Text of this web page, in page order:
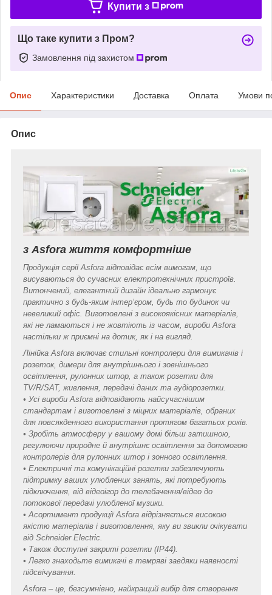
Купити з
Що таке купити з Пром?
Замовлення під захистом
Опис Характеристики Доставка Оплата Умови
Опис
з Asfora життя комфортніше
Продукція серії Asfora відповідає всім вимогам, що
висуваються до сучасних електротехнічних пристроїв.
Витончений, елегантний дизайн ідеально гармонує
практично з будь-яким інтер’єром, будь то будинок чи
невеликий офіс. Виготовлені з високоякісних матеріалів,
які не ламаються і не жовтіють із часом, вироби Asfora
настільки ж приємні на дотик, як і на вигляд.
Лінійка Asfora включає стильні контролери для вимикачів і
розеток, димери для внутрішнього і зовнішнього
освітлення, рулонних штор, а також розетки для
TV/R/SAT, живлення, передачі даних та аудіорозетки.
• Усі вироби Asfora відповідають найсучаснішим
стандартам і виготовлені з міцних матеріалів, обраних
для повсякденного використання протягом багатьох років.
• Зробіть атмосферу у вашому домі більш затишною,
регулюючи природне й внутрішнє освітлення за допомогою
контролерів для рулонних штор і зонного освітлення.
• Електричні та комунікаційні розетки забезпечують
підтримку ваших улюблених занять, які потребують
підключення, від відеоігор до телебачення/відео до
потокової передачі улюбленої музики.
• Асортимент продукції Asfora відрізняється високою
якістю матеріалів і виготовлення, яку ви звикли очікувати
від Schneider Electric.
• Також доступні закриті розетки (IP44).
• Легко знаходьте вимикачі в темряві завдяки наявності
підсвічування.
Asfora – це, безсумнівно, найкращий вибір для створення